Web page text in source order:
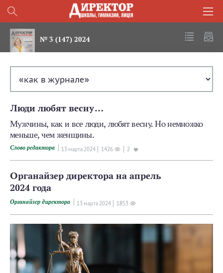
№ 3 (147) 2024
Люди любят весну…
Мужчины, как и все люди, любят весну. Но немножко
меньше, чем женщины.
Слово редактора 13 мартa 2024 1426 2
Органайзер директора на апрель
2024 года
Органайзер директора 13 мартa 2024 1853